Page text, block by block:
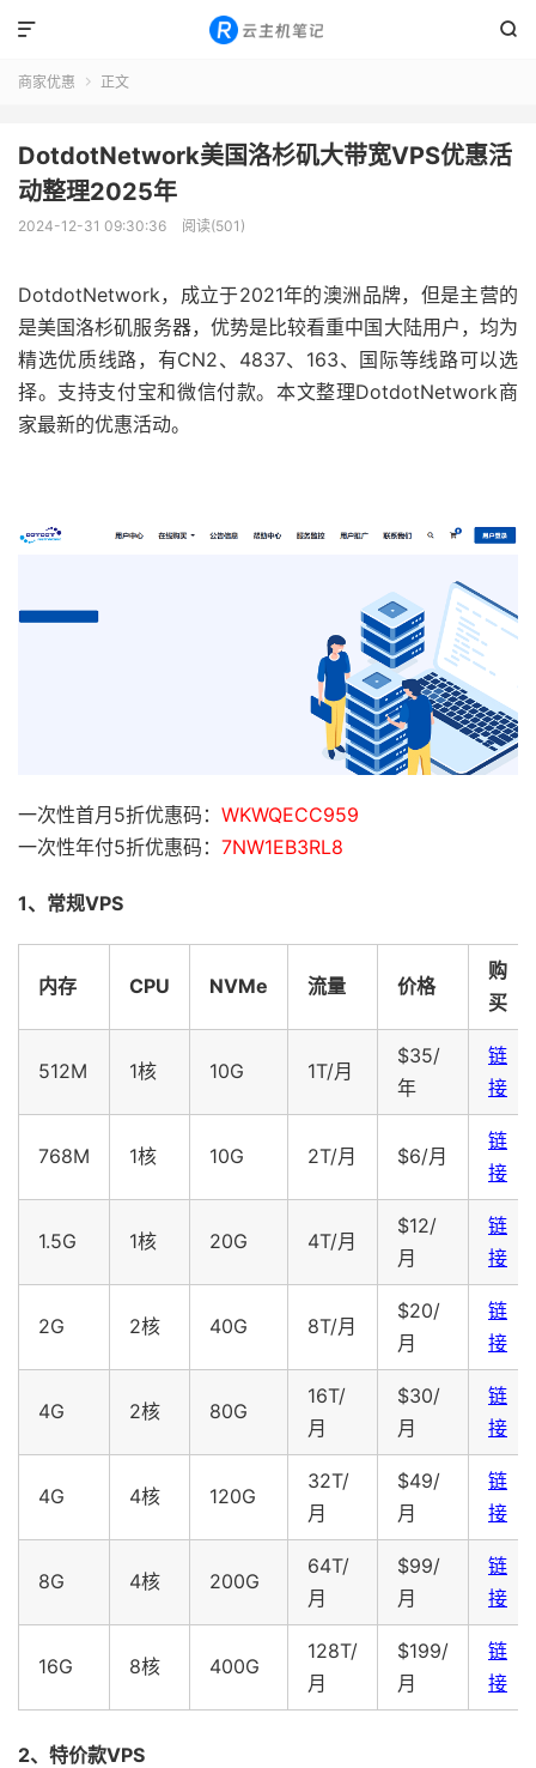


商家优惠  正文
DotdotNetwork美国洛杉矶大带宽VPS优惠活
动整理2025年
2024-12-31 09:30:36 阅读(501)
DotdotNetwork，成立于2021年的澳洲品牌，但是主营的
是美国洛杉矶服务器，优势是比较看重中国大陆用户，均为
精选优质线路，有CN2、4837、163、国际等线路可以选
择。支持支付宝和微信付款。本文整理DotdotNetwork商
家最新的优惠活动。
一次性首月5折优惠码： WKWQECC959
一次性年付5折优惠码： 7NW1EB3RL8
1、常规VPS
内存 CPU NVMe 流量 价格
购
买
512M 1核 10G 1T/月
$35/
年
链
接
768M 1核 10G 2T/月 $6/月
链
接
1.5G 1核 20G 4T/月
$12/
月
链
接
2G 2核 40G 8T/月
$20/
月
链
接
4G 2核 80G
16T/
月
$30/
月
链
接
4G 4核 120G
32T/
月
$49/
月
链
接
8G 4核 200G
64T/
月
$99/
月
链
接
16G 8核 400G
128T/
月
$199/
月
链
接
2、特价款VPS